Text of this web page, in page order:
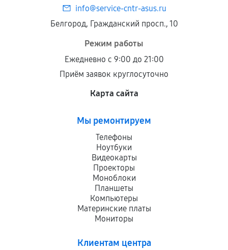
info@service-cntr-asus.ru
Белгород, Гражданский просп., 10
Режим работы
Ежедневно с 9:00 до 21:00
Приём заявок круглосуточно
Карта сайта
Мы ремонтируем
Телефоны
Ноутбуки
Видеокарты
Проекторы
Моноблоки
Планшеты
Компьютеры
Материнские платы
Мониторы
Клиентам центра